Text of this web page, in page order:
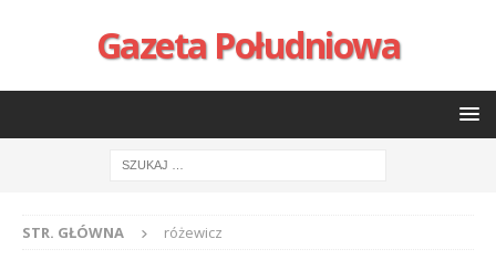
Gazeta Południowa
STR. GŁÓWNA różewicz